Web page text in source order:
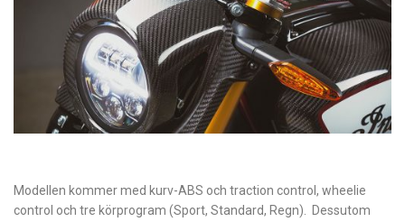
Modellen kommer med kurv-ABS och traction control, wheelie
control och tre körprogram (Sport, Standard, Regn). Dessutom